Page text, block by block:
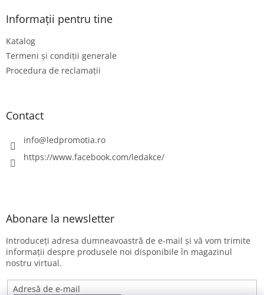
Informații pentru tine
Katalog
Termeni și condiții generale
Procedura de reclamații
Contact
info@ledpromotia.ro
https://www.facebook.com/ledakce/
Abonare la newsletter
Introduceţi adresa dumneavoastră de e-mail şi vă vom trimite
informaţii despre produsele noi disponibile în magazinul
nostru virtual.
Adresă de e-mail